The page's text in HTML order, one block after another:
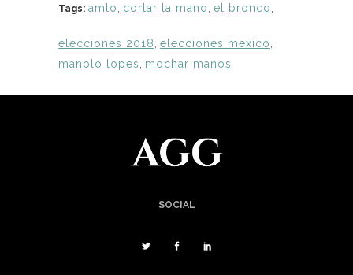
Tags: amlo cortar la mano el bronco
elecciones 2018 elecciones mexico
manolo lopes
mochar manos
SOCIAL